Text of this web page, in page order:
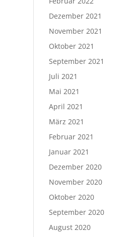
Dezember 2021
November 2021
Oktober 2021
September 2021
Juli 2021
Mai 2021
April 2021
März 2021
Februar 2021
Januar 2021
Dezember 2020
November 2020
Oktober 2020
September 2020
August 2020